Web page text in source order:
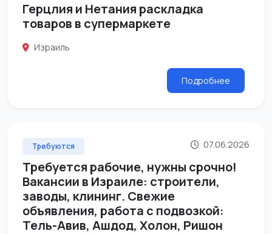
Герцлия и Нетания раскладка
товаров в супермаркете
Израиль
Подробнее
Требуются 07.06.2026
Требуется рабочие, нужны срочно!
Вакансии в Израиле: строители,
заводы, клининг. Свежие
объявления, работа с подвозкой:
Тель-Авив, Ашдод, Холон, Ришон